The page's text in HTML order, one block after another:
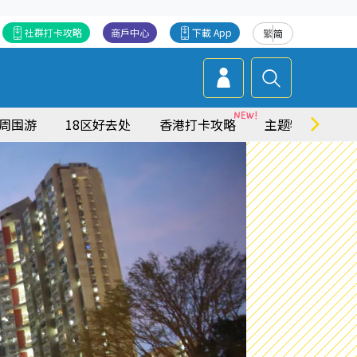
繁简
下載 App
商戶中心
社群打卡攻略
围游 18区好去处 香港打卡攻略 主题特集